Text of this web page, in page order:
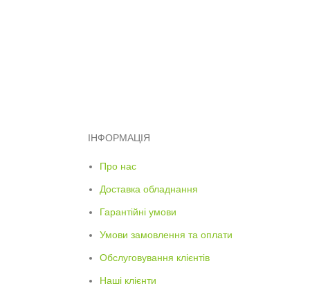
ІНФОРМАЦІЯ
Про нас
Доставка обладнання
Гарантійні умови
Умови замовлення та оплати
Обслуговування клієнтів
Наші клієнти